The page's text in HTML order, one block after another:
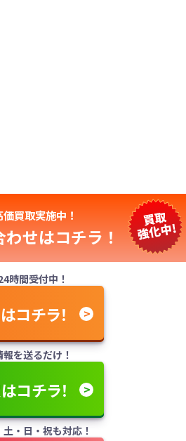
買取実施中！
わせはコチラ！
時間受付中！
コチラ！
を送るだけ！
コチラ！
・日・祝も対応！